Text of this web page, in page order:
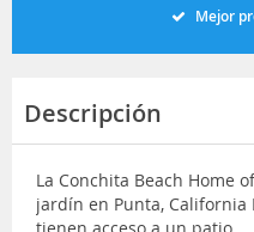
Mejor
Descripción
La Conchita Beach Home
jardín en Punta, California